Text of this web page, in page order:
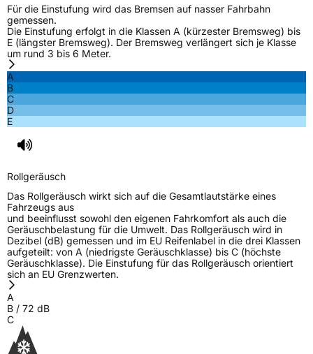
Für die Einstufung wird das Bremsen auf nasser Fahrbahn
gemessen.
Die Einstufung erfolgt in die Klassen A (kürzester Bremsweg) bis
E (längster Bremsweg). Der Bremsweg verlängert sich je Klasse
um rund 3 bis 6 Meter.
A
B
C
D
E
Rollgeräusch
Das Rollgeräusch wirkt sich auf die Gesamtlautstärke eines
Fahrzeugs aus
und beeinflusst sowohl den eigenen Fahrkomfort als auch die
Geräuschbelastung für die Umwelt. Das Rollgeräusch wird in
Dezibel (dB) gemessen und im EU Reifenlabel in die drei Klassen
aufgeteilt: von A (niedrigste Geräuschklasse) bis C (höchste
Geräuschklasse). Die Einstufung für das Rollgeräusch orientiert
sich an EU Grenzwerten.
A
B / 72 dB
C